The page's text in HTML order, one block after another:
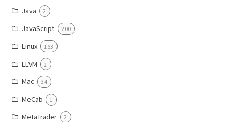
Java 2
JavaScript 200
Linux 163
LLVM 2
Mac 34
MeCab 1
MetaTrader 2